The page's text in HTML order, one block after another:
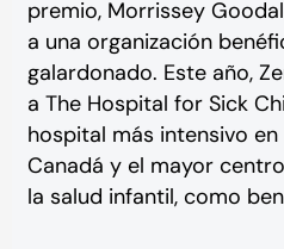
premio, Morrissey
a una organización
galardonado. Este año,
a The Hospital for Sick
hospital más intensivo
Canadá y el mayor
la salud infantil, como